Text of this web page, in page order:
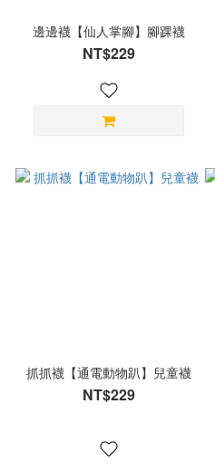
邊邊襪【仙人掌腳】腳踝襪
NT$229
抓抓襪【通電動物趴】兒童襪
NT$229